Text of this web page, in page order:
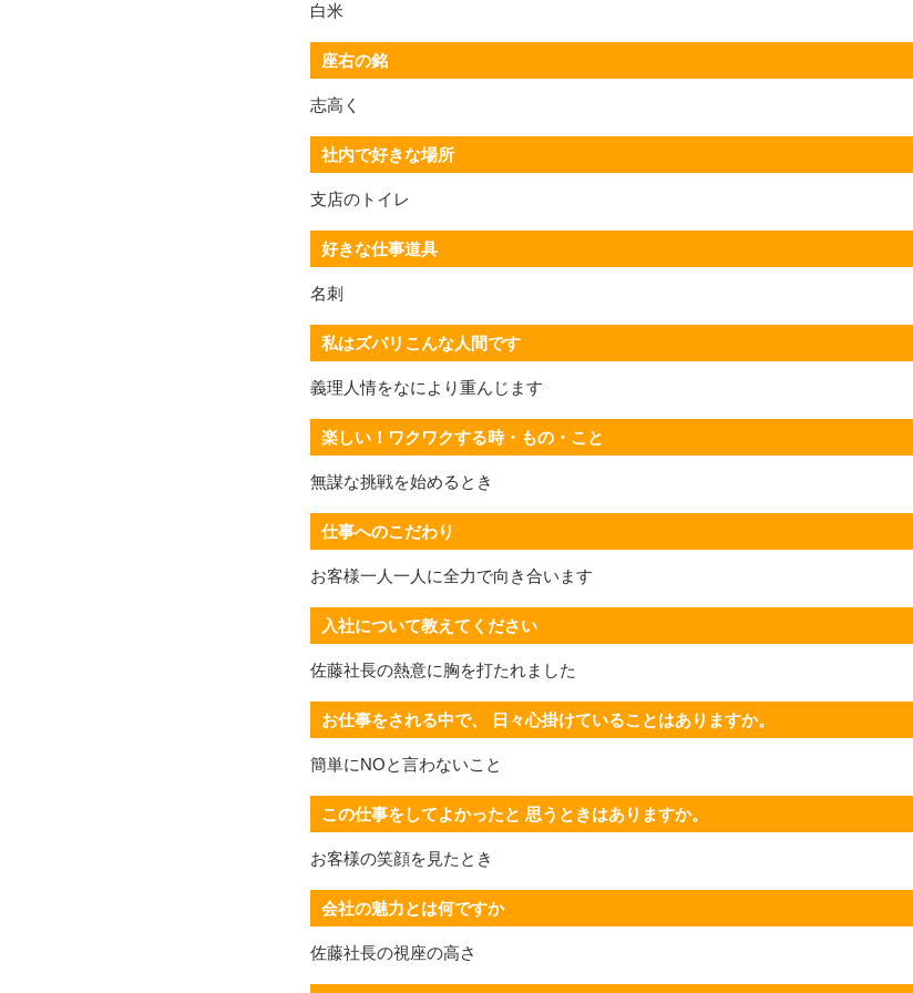
白米
座右の銘
志高く
社内で好きな場所
支店のトイレ
好きな仕事道具
名刺
私はズバリこんな人間です
義理人情をなにより重んじます
楽しい！ワクワクする時・もの・こと
無謀な挑戦を始めるとき
仕事へのこだわり
お客様一人一人に全力で向き合います
入社について教えてください
佐藤社長の熱意に胸を打たれました
お仕事をされる中で、 日々心掛けていることはありますか。
簡単にNOと言わないこと
この仕事をしてよかったと 思うときはありますか。
お客様の笑顔を見たとき
会社の魅力とは何ですか
佐藤社長の視座の高さ